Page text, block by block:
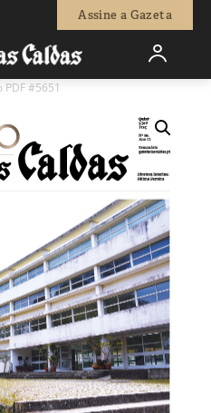
Assine a Gazeta
PDF #5651